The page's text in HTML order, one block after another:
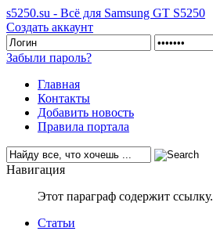
s5250.su - Всё для Samsung GT S5250
Создать аккаунт
Забыли пароль?
Главная
Контакты
Добавить новость
Правила портала
Навигация
Этот параграф содержит ссылку.
Статьи